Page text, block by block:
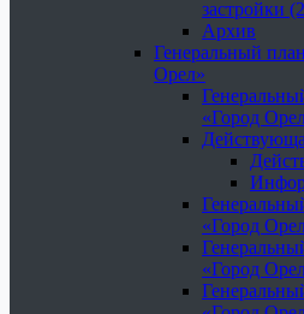
застройки
Архив
Генеральный
Орел»
«Город
«Город
«Город